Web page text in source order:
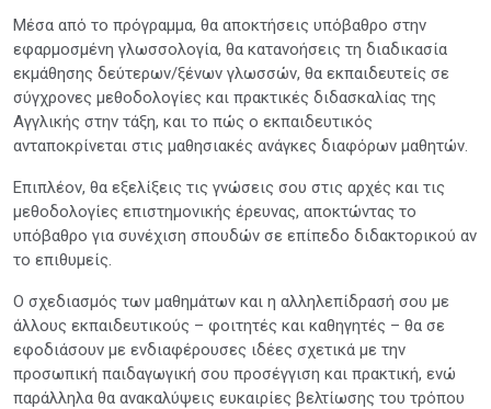
Μέσα από το πρόγραμμα, θα αποκτήσεις υπόβαθρο στην
εφαρμοσμένη γλωσσολογία, θα κατανοήσεις τη διαδικασία
εκμάθησης δεύτερων/ξένων γλωσσών, θα εκπαιδευτείς σε
σύγχρονες μεθοδολογίες και πρακτικές διδασκαλίας της
Αγγλικής στην τάξη, και το πώς ο εκπαιδευτικός
ανταποκρίνεται στις μαθησιακές ανάγκες διαφόρων μαθητών.
Επιπλέον, θα εξελίξεις τις γνώσεις σου στις αρχές και τις
μεθοδολογίες επιστημονικής έρευνας, αποκτώντας το
υπόβαθρο για συνέχιση σπουδών σε επίπεδο διδακτορικού αν
το επιθυμείς.
Ο σχεδιασμός των μαθημάτων και η αλληλεπίδρασή σου με
άλλους εκπαιδευτικούς – φοιτητές και καθηγητές – θα σε
εφοδιάσουν με ενδιαφέρουσες ιδέες σχετικά με την
προσωπική παιδαγωγική σου προσέγγιση και πρακτική, ενώ
παράλληλα θα ανακαλύψεις ευκαιρίες βελτίωσης του τρόπου